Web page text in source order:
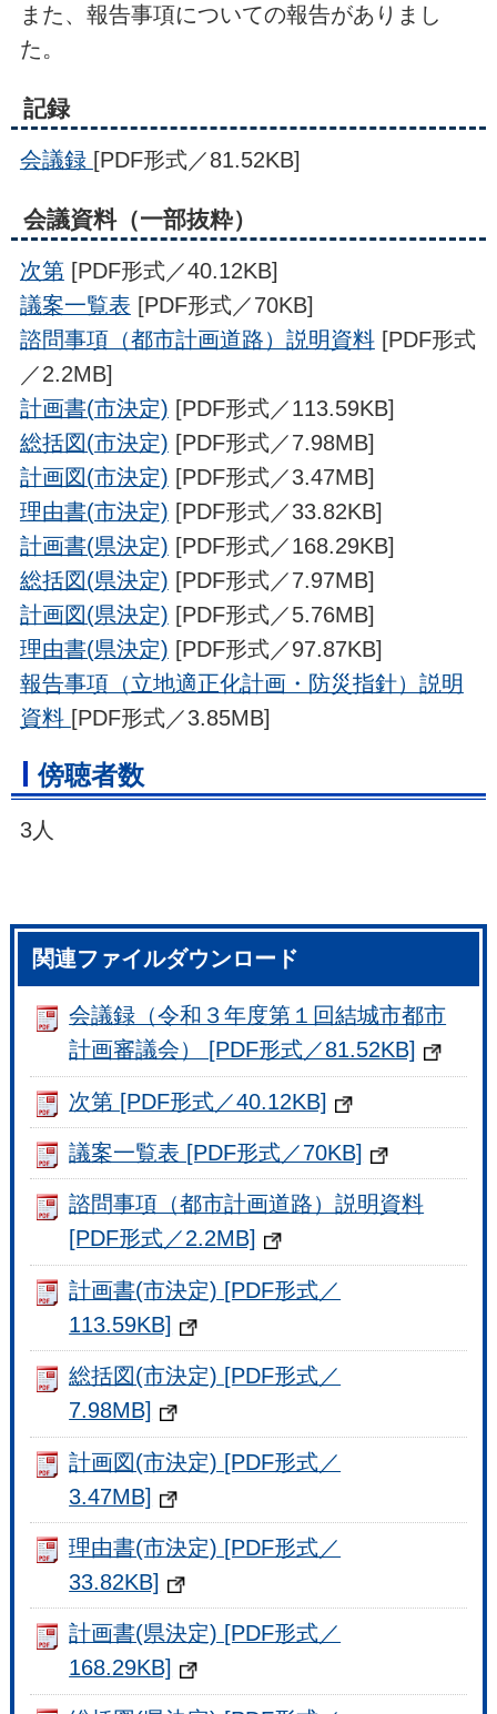
また、報告事項についての報告がありまし
た。
記録
会議録 [PDF形式／81.52KB]
会議資料（一部抜粋）
次第 [PDF形式／40.12KB]
議案一覧表 [PDF形式／70KB]
諮問事項（都市計画道路）説明資料[PDF形式
／2.2MB]
計画書(市決定) [PDF形式／113.59KB]
総括図(市決定) [PDF形式／7.98MB]
計画図(市決定) [PDF形式／3.47MB]
理由書(市決定) [PDF形式／33.82KB]
計画書(県決定) [PDF形式／168.29KB]
総括図(県決定) [PDF形式／7.97MB]
計画図(県決定) [PDF形式／5.76MB]
理由書(県決定) [PDF形式／97.87KB]
報告事項（立地適正化計画・防災指針）説明
資料 [PDF形式／3.85MB]
傍聴者数
3人
関連ファイルダウンロード
会議録（令和３年度第１回結城市都市
計画審議会） [PDF形式／81.52KB]
次第 [PDF形式／40.12KB]
議案一覧表 [PDF形式／70KB]
諮問事項（都市計画道路）説明資料
[PDF形式／2.2MB]
計画書(市決定) [PDF形式／
113.59KB]
総括図(市決定) [PDF形式／
7.98MB]
計画図(市決定) [PDF形式／
3.47MB]
理由書(市決定) [PDF形式／
33.82KB]
計画書(県決定) [PDF形式／
168.29KB]